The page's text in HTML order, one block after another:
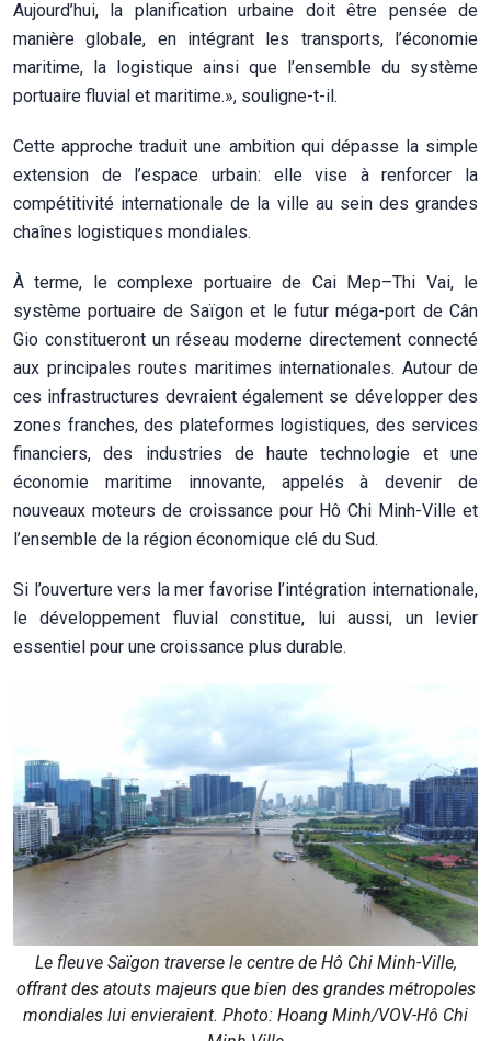
Aujourd’hui, la planification urbaine doit être pensée de
manière globale, en intégrant les transports, l’économie
maritime, la logistique ainsi que l’ensemble du système
portuaire fluvial et maritime.», souligne-t-il.
Cette approche traduit une ambition qui dépasse la simple
extension de l’espace urbain: elle vise à renforcer la
compétitivité internationale de la ville au sein des grandes
chaînes logistiques mondiales.
À terme, le complexe portuaire de Cai Mep–Thi Vai, le
système portuaire de Saïgon et le futur méga-port de Cân
Gio constitueront un réseau moderne directement connecté
aux principales routes maritimes internationales. Autour de
ces infrastructures devraient également se développer des
zones franches, des plateformes logistiques, des services
financiers, des industries de haute technologie et une
économie maritime innovante, appelés à devenir de
nouveaux moteurs de croissance pour Hô Chi Minh-Ville et
l’ensemble de la région économique clé du Sud.
Si l’ouverture vers la mer favorise l’intégration internationale,
le développement fluvial constitue, lui aussi, un levier
essentiel pour une croissance plus durable.
Le fleuve Saïgon traverse le centre de Hô Chi Minh-Ville,
offrant des atouts majeurs que bien des grandes métropoles
mondiales lui envieraient. Photo: Hoang Minh/VOV-Hô Chi